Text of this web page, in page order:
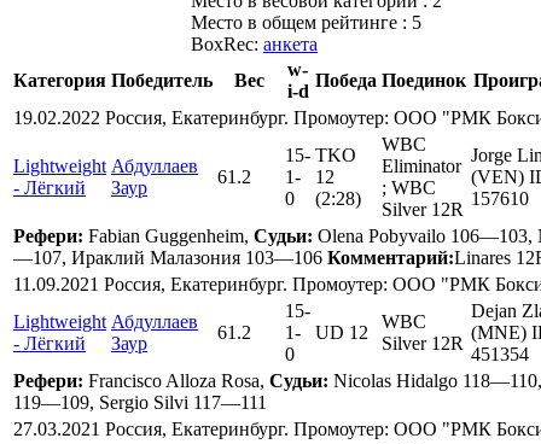
Место в общем рейтинге : 5
BoxRec: анкета
Категория Победитель Вес
w-
i-d
Победа Поединок
19.02.2022 Россия, Екатеринбург. Промоутер: ООО "РМК
Lightweight
- Лёгкий
Абдуллаев
Заур
61.2
15-
1-
0
TKO
12
(2:28)
WBC
Eliminator
; WBC
Silver 12R
Jorge
(VEN)
157610
Рефери: Fabian Guggenheim, Судьи: Olena Pobyvailo 106—103,
—107, Ираклий Малазония 103—106 Комментарий:Linares
11.09.2021 Россия, Екатеринбург. Промоутер: ООО "РМК
Lightweight
- Лёгкий
Абдуллаев
Заур
61.2
15-
1-
0
UD 12
WBC
Silver 12R
Dejan
(MNE)
451354
Рефери: Francisco Alloza Rosa, Судьи: Nicolas Hidalgo
119—109, Sergio Silvi 117—111
27.03.2021 Россия, Екатеринбург. Промоутер: ООО "РМК